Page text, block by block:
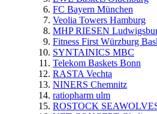
FC Bayern München
Veolia Towers Hamburg
MHP RIESEN
Fitness First Würzburg
SYNTAINICS MBC
Telekom Baskets Bonn
RASTA Vechta
NINERS Chemnitz
ratiopharm ulm
ROSTOCK